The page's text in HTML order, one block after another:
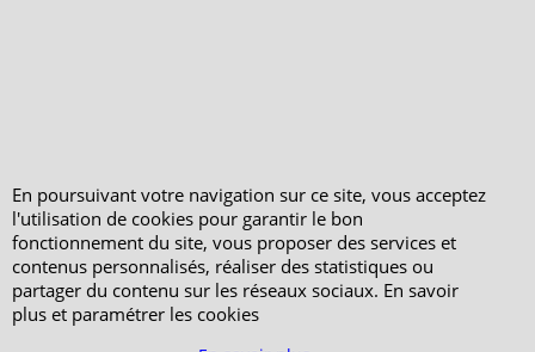
En poursuivant votre navigation sur ce site, vous acceptez
l'utilisation de cookies pour garantir le bon
fonctionnement du site, vous proposer des services et
contenus personnalisés, réaliser des statistiques ou
partager du contenu sur les réseaux sociaux. En savoir
plus et paramétrer les cookies